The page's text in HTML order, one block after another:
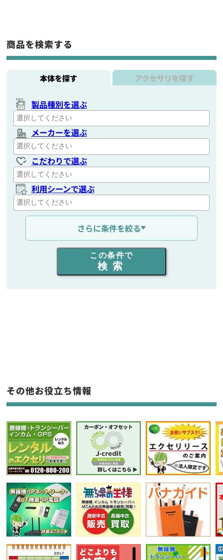
商品を検索する
本体を探す アクセサリを探す
製品種別を選ぶ
メーカーを選ぶ
こだわりで選ぶ
利用シーンで選ぶ
通信距離を選ぶ
出力を選ぶ
同時通話人数を選ぶ
フリーワード入力(製品名等)
選択条件をリセット
さらに条件を絞る
この条件で
検索
その他お役立ち情報